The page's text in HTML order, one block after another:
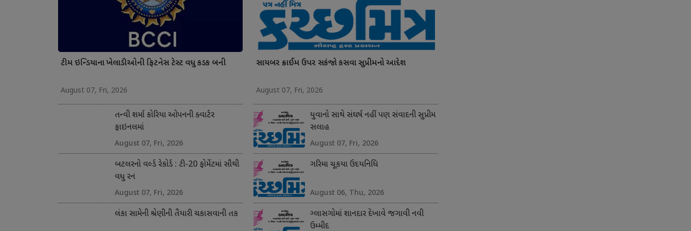
ટીમ ઇન્ડિયાના ખેલાડીઓની ફિટનેસ ટેસ્ટ વધુ કડક બની
August 07, Fri, 2026
તન્વી શર્મા કોરિયા ઓપનની ક્વાર્ટર
ફાઇનલમાં
August 07, Fri, 2026
બટલરનો વર્લ્ડ રેકોર્ડ : ટી-20 ફોર્મેટમાં સૌથી
વધુ રન
August 07, Fri, 2026
લંકા સામેની શ્રેણીની તૈયારી ચકાસવાની તક
સાયબર ક્રાઈમ ઉપર સકંજો કસવા સુપ્રીમનો આદેશ
August 07, Fri, 2026
યુવાનો સાથે સંઘર્ષ નહીં પણ સંવાદની સુપ્રીમ
સલાહ
August 07, Fri, 2026
ગરિમા ચૂકયા ઉદયનિધિ
August 06, Thu, 2026
ગ્લાસગોમાં શાનદાર દેખાવે જગાવી નવી
ઉમ્મીદ